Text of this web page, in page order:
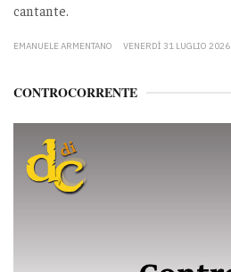
cantante.
EMANUELE ARMENTANO VENERDÌ 31 LUGLIO 2026
CONTROCORRENTE